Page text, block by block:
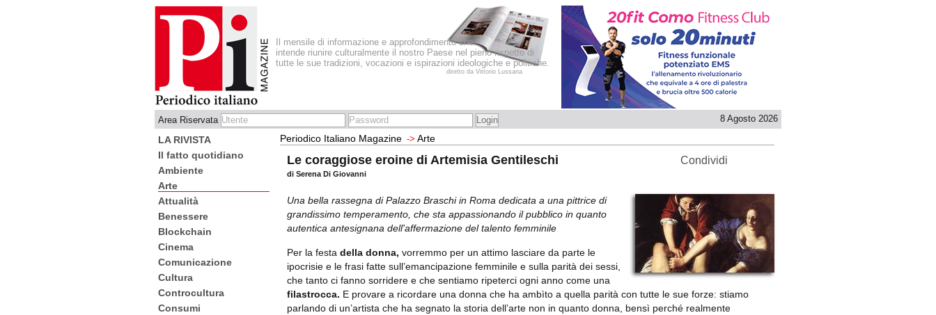
Il mensile di informazione e approfondimento che
intende riunire culturalmente il nostro Paese nel pieno rispetto di
tutte le sue tradizioni, vocazioni e ispirazioni ideologiche e politiche.
diretto da Vittorio Lussana
Area Riservata 8 Agosto 2026
LA RIVISTA
Il fatto quotidiano
Ambiente
Arte
Attualità
Benessere
Blockchain
Cinema
Comunicazione
Cultura
Controcultura
Consumi
Periodico Italiano Magazine -> Arte
Le coraggiose eroine di Artemisia Gentileschi
di Serena Di Giovanni
Condividi
Una bella rassegna di Palazzo Braschi in Roma dedicata a una pittrice di
grandissimo temperamento, che sta appassionando il pubblico in quanto
autentica antesignana dell'affermazione del talento femminile
Per la festa della donna, vorremmo per un attimo lasciare da parte le
ipocrisie e le frasi fatte sull’emancipazione femminile e sulla parità dei sessi,
che tanto ci fanno sorridere e che sentiamo ripeterci ogni anno come una
filastrocca. E provare a ricordare una donna che ha ambìto a quella parità con tutte le sue forze: stiamo
parlando di un’artista che ha segnato la storia dell’arte non in quanto donna, bensì perché realmente